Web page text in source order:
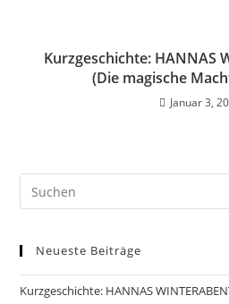
Kurzgeschichte: HANNAS
(Die magische
Januar 3,
Neueste Beiträge
Kurzgeschichte: HANNAS